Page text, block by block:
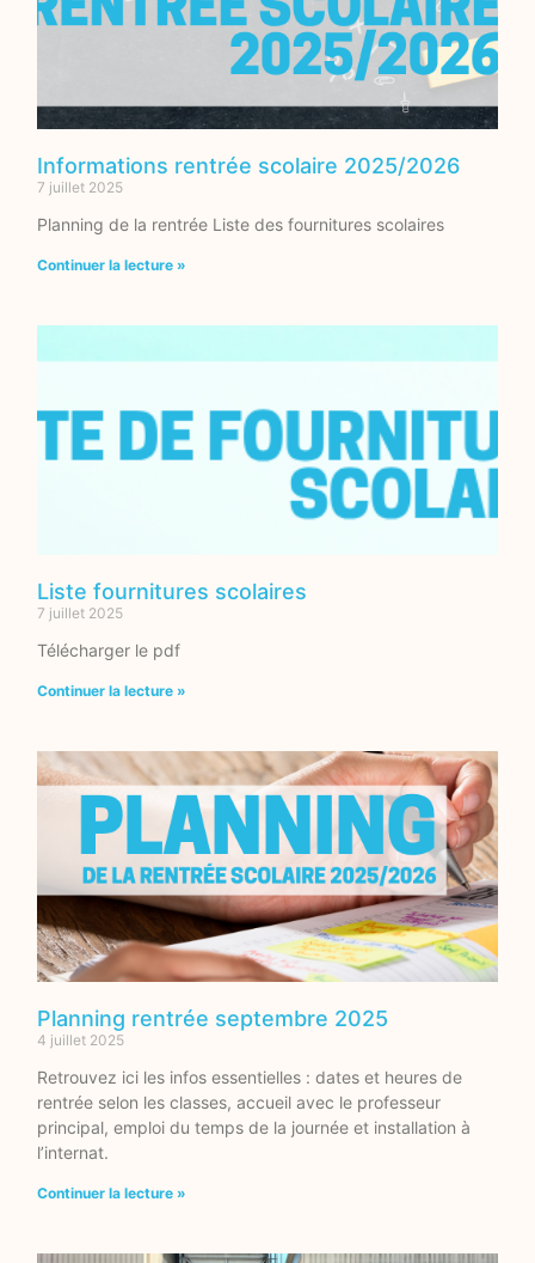
Informations rentrée scolaire 2025/2026
7 juillet 2025
Planning de la rentrée Liste des fournitures scolaires
Continuer la lecture »
Liste fournitures scolaires
7 juillet 2025
Télécharger le pdf
Continuer la lecture »
Planning rentrée septembre 2025
4 juillet 2025
Retrouvez ici les infos essentielles : dates et heures de
rentrée selon les classes, accueil avec le professeur
principal, emploi du temps de la journée et installation à
l’internat.
Continuer la lecture »